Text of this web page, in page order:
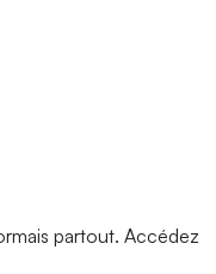
partout. Accédez